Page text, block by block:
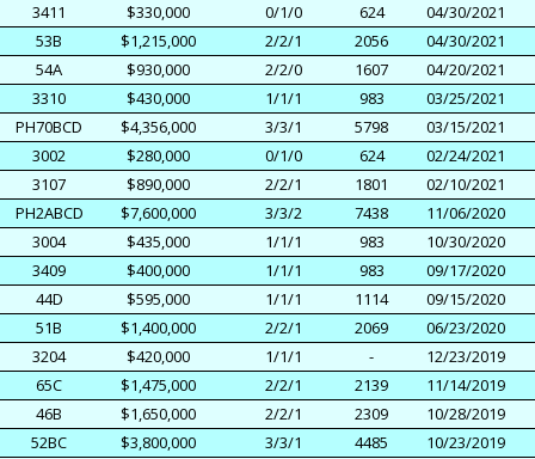
3411
$330,000 0/1/0 624
04/30/2021
53B
$1,215,000 2/2/1 2056
04/30/2021
54A
$930,000 2/2/0 1607
04/20/2021
3310
$430,000 1/1/1 983
03/25/2021
PH70BCD
$4,356,000 3/3/1 5798
03/15/2021
3002
$280,000 0/1/0 624
02/24/2021
3107
$890,000 2/2/1 1801
02/10/2021
PH2ABCD
$7,600,000 3/3/2 7438
11/06/2020
3004
$435,000 1/1/1 983
10/30/2020
3409
$400,000 1/1/1 983
09/17/2020
44D
$595,000 1/1/1 1114
09/15/2020
51B
$1,400,000 2/2/1 2069
06/23/2020
3204
$420,000 1/1/1 -
12/23/2019
65C
$1,475,000 2/2/1 2139
11/14/2019
46B
$1,650,000 2/2/1 2309
10/28/2019
52BC
$3,800,000 3/3/1 4485
10/23/2019